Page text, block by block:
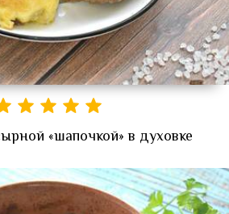
«шапочкой» в духовке